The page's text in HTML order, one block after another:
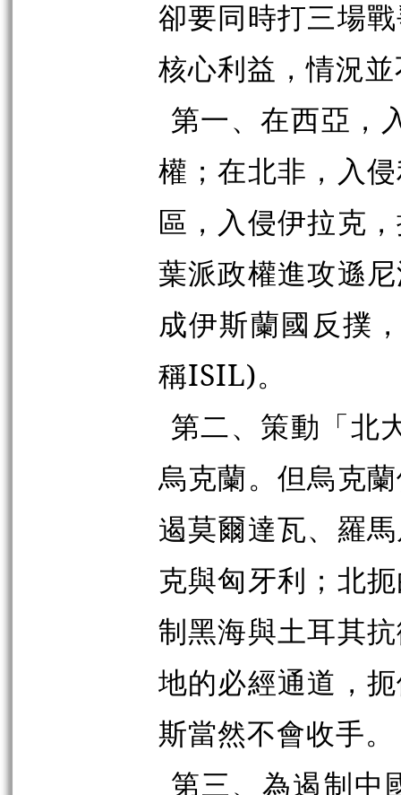
卻要同時打三場
核心利益，情況
第一、在西亞，
權；在北非，入
區，入侵伊拉克
葉派政權進攻遜
成伊斯蘭國反撲
稱ISIL)。
第二、策動「北
烏克蘭。但烏克
遏莫爾達瓦、羅
克與匈牙利；北
制黑海與土耳其
地的必經通道，
斯當然不會收手。
第三、為遏制中